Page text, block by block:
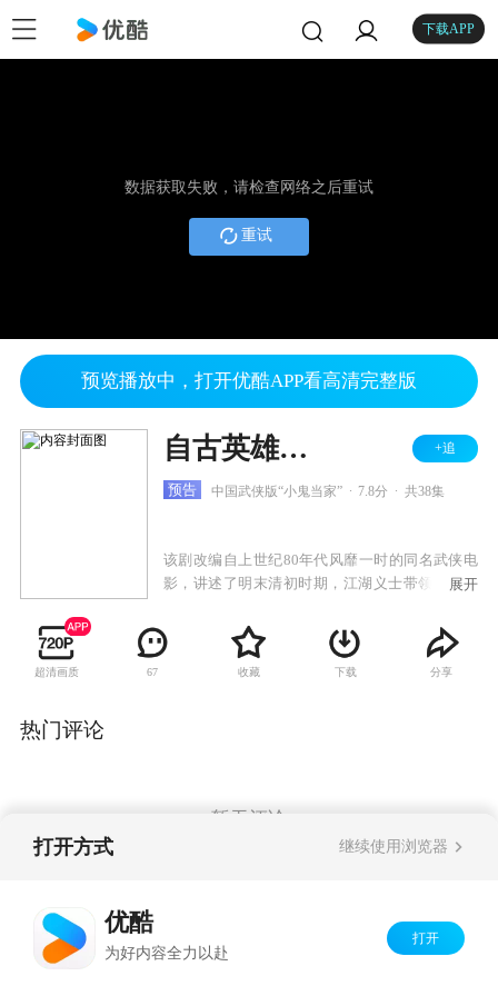
下载APP
数据获取失败，请检查网络之后重试
重试
预览播放中，打开优酷APP看高清完整版
自古英雄出少年 +追
预告 中国武侠版“小鬼当家” 7.8分 共38集
该剧改编自上世纪80年代风靡一时的同名武侠电
影，讲述了明末清初时期，江湖义士带领一众天
事。
展开
超清画质 67 收藏 下载 分享
热门评论
暂无评论
打开方式 继续使用浏览器
优酷
为好内容全力以赴
打开